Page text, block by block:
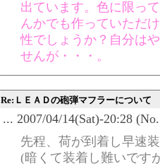
出ています。色に限っ
んかでも作っていただ
性でしょうか？自分は
せんが・・・。
Re:ＬＥＡＤの砲弾マフラーについて
... 2007/04/14(Sat)-20:28
先程、荷が到着し早速
(暗くて装着し難いで